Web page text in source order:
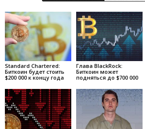
Standard Chartered:
Биткоин будет стоить
$200 000 к концу года
Глава BlackRock:
Биткоин может
подняться до $700 000